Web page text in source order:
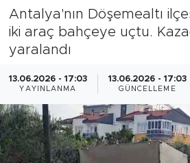
Antalya'nın Döşemealtı
iki araç bahçeye uçtu.
yaralandı
13.06.2026 - 17:03
YAYINLANMA
13.06.2026 - 17:03
GÜNCELLEME
Kültür- Sanat
Özel Haber
Politika
Haber Arşivi